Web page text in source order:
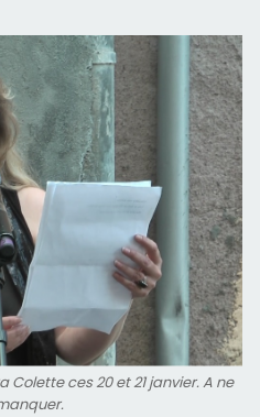
ces 20 et 21 janvier. A ne